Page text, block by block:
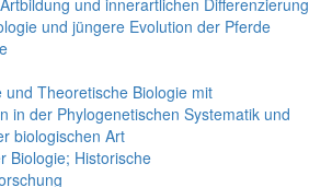
und jüngere Evolution der Pferde
und Theoretische Biologie mit
in der Phylogenetischen Systematik und
biologischen Art
Biologie; Historische